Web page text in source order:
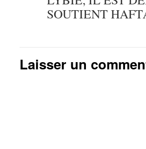
SOUTIENT
Laisser un